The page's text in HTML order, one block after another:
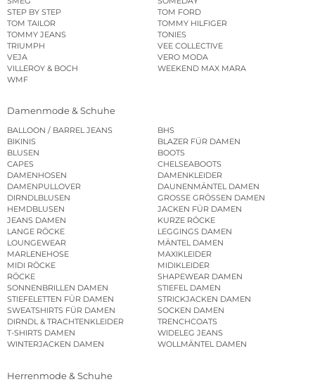
STEP BY STEP
TOM FORD
TOM TAILOR
TOMMY HILFIGER
TOMMY JEANS
TONIES
TRIUMPH
VEE COLLECTIVE
VEJA
VERO MODA
VILLEROY & BOCH
WEEKEND MAX MARA
WMF
Damenmode & Schuhe
BALLOON / BARREL JEANS
BHS
BIKINIS
BLAZER FÜR DAMEN
BLUSEN
BOOTS
CAPES
CHELSEABOOTS
DAMENHOSEN
DAMENKLEIDER
DAMENPULLOVER
DAUNENMÄNTEL DAMEN
DIRNDLBLUSEN
GROSSE GRÖSSEN DAMEN
HEMDBLUSEN
JACKEN FÜR DAMEN
JEANS DAMEN
KURZE RÖCKE
LANGE RÖCKE
LEGGINGS DAMEN
LOUNGEWEAR
MÄNTEL DAMEN
MARLENEHOSE
MAXIKLEIDER
MIDI RÖCKE
MIDIKLEIDER
RÖCKE
SHAPEWEAR DAMEN
SONNENBRILLEN DAMEN
STIEFEL DAMEN
STIEFELETTEN FÜR DAMEN
STRICKJACKEN DAMEN
SWEATSHIRTS FÜR DAMEN
SOCKEN DAMEN
DIRNDL & TRACHTENKLEIDER
TRENCHCOATS
T-SHIRTS DAMEN
WIDELEG JEANS
WINTERJACKEN DAMEN
WOLLMÄNTEL DAMEN
Herrenmode & Schuhe